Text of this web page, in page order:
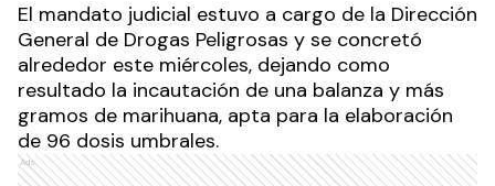
El mandato judicial estuvo a cargo de la Dirección
General de Drogas Peligrosas y se concretó
alrededor este miércoles, dejando como
resultado la incautación de una balanza y más
gramos de marihuana, apta para la elaboración
de 96 dosis umbrales.
Ads